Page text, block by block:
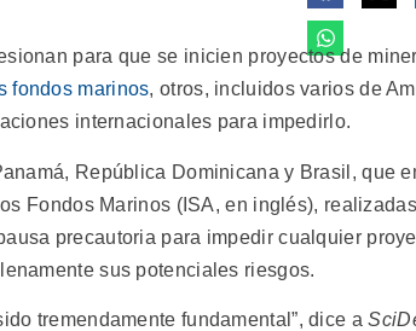
para que se inicien proyectos de
fondos marinos, otros, incluidos varios de
internacionales para impedirlo.
República Dominicana y Brasil, que
Fondos Marinos (ISA, en inglés),
precautoria para impedir cualquier
sus potenciales riesgos.
tremendamente fundamental”, dice a